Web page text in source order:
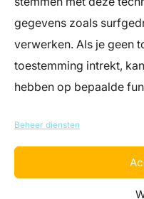
gegevens zoals
verwerken. Als je geen
toestemming intrekt,
hebben op bepaalde
Beheer diensten
info@register-aeno.nl
+31 (0)85 044 05 06
uur)
Register Arbeids- en